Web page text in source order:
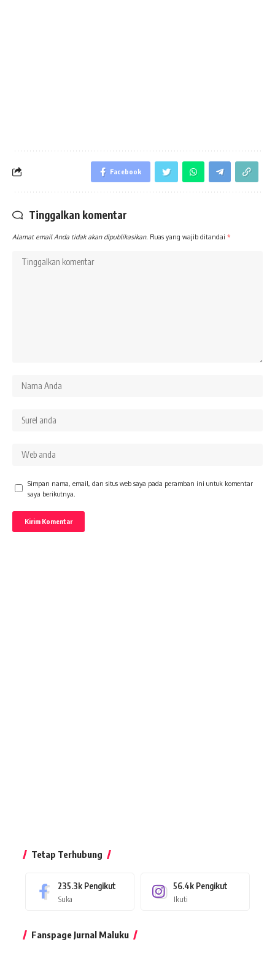
Facebook
Tinggalkan komentar
Alamat email Anda tidak akan dipublikasikan. Ruas yang wajib ditandai *
Simpan nama, email, dan situs web saya pada peramban ini untuk komentar
saya berikutnya.
Tetap Terhubung
235.3k Pengikut
Suka
56.4k Pengikut
Ikuti
Fanspage Jurnal Maluku